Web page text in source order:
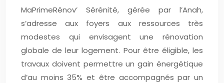
MaPrimeRénov’ Sérénité, gérée par l’Anah,
s’adresse aux foyers aux ressources très
modestes qui envisagent une rénovation
globale de leur logement. Pour être éligible, les
travaux doivent permettre un gain énergétique
d’au moins 35% et être accompagnés par un